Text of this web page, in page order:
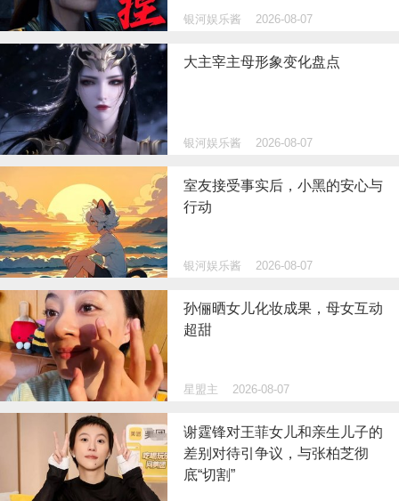
银河娱乐酱 2026-08-07
大主宰主母形象变化盘点
银河娱乐酱 2026-08-07
室友接受事实后，小黑的安心与
行动
银河娱乐酱 2026-08-07
孙俪晒女儿化妆成果，母女互动
超甜
星盟主 2026-08-07
谢霆锋对王菲女儿和亲生儿子的
差别对待引争议，与张柏芝彻
底“切割”